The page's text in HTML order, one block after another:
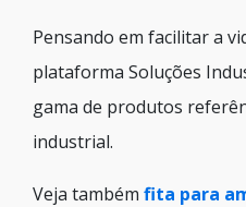
Pensando em facilitar a
plataforma Soluções
gama de produtos
industrial.
Veja também fita para